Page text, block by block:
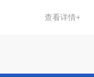
水处理自动加药系统
毒、深度处理投加药
查看详情+